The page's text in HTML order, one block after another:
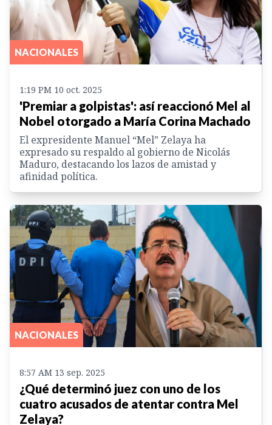
NACIONALES
1:19 PM 10 oct. 2025
'Premiar a golpistas': así reaccionó Mel al
Nobel otorgado a María Corina Machado
El expresidente Manuel “Mel” Zelaya ha
expresado su respaldo al gobierno de Nicolás
Maduro, destacando los lazos de amistad y
afinidad política.
NACIONALES
8:57 AM 13 sep. 2025
¿Qué determinó juez con uno de los
cuatro acusados de atentar contra Mel
Zelaya?